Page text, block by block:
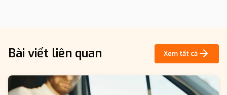
Bài viết liên quan Xem tất cả